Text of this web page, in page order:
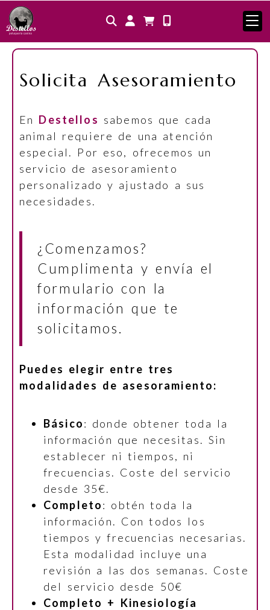
Identifícate
Solicita Asesoramiento
En Destellos sabemos que cada
animal requiere de una atención
especial. Por eso, ofrecemos un
servicio de asesoramiento
personalizado y ajustado a sus
necesidades.
¿Comenzamos?
Cumplimenta y envía el
formulario con la
información que te
solicitamos.
Puedes elegir entre tres
modalidades de asesoramiento:
Básico: donde obtener toda la
información que necesitas. Sin
establecer ni tiempos, ni
frecuencias. Coste del servicio
desde 35€.
Completo: obtén toda la
información. Con todos los
tiempos y frecuencias necesarias.
Esta modalidad incluye una
revisión a las dos semanas. Coste
del servicio desde 50€
Completo + Kinesiología